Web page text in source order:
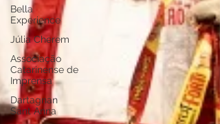
Bella
Experience
Júlia Cherem
Associação
Catarinense de
Imprensa
Dartagnan
Sant Anna